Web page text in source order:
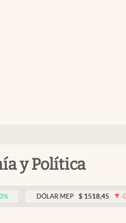
y Política
DÓLAR MEP $ 1518,45 -0.05